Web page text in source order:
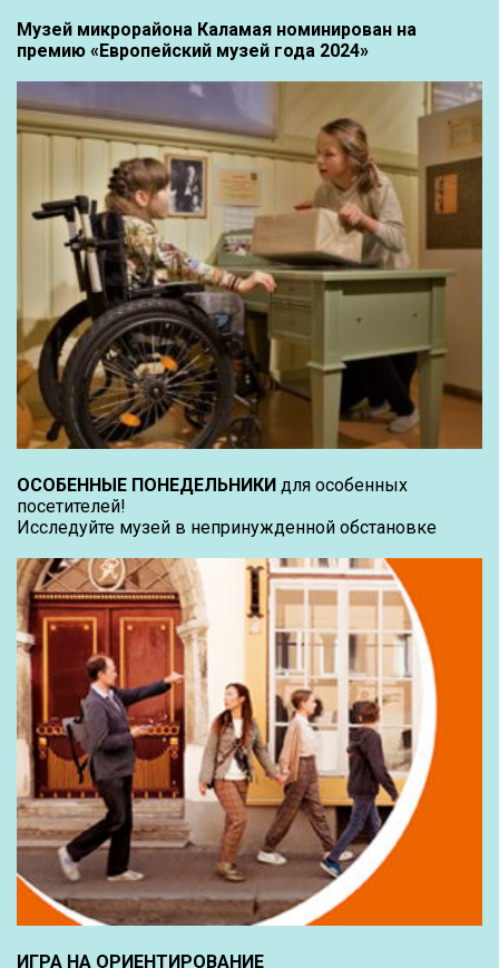
Музей микрорайона Каламая номинирован на
премию «Европейский музей года 2024»
ОСОБЕННЫЕ ПОНЕДЕЛЬНИКИ для особенных
посетителей!
Исследуйте музей в непринужденной обстановке
ИГРА НА ОРИЕНТИРОВАНИЕ